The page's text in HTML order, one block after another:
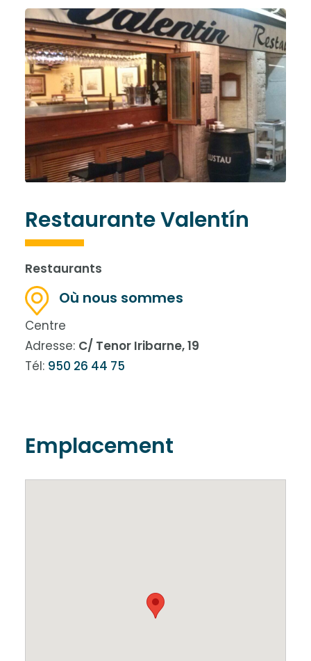
Restaurante Valentín
Restaurants
Où nous sommes
Centre
Adresse: C/ Tenor Iribarne, 19
Tél: 950 26 44 75
Emplacement